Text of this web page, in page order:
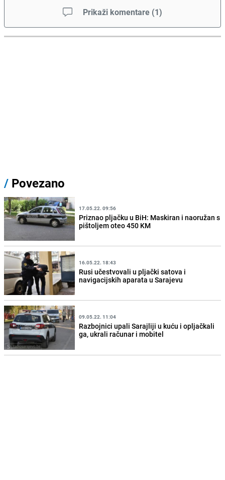
Prikaži komentare (1)
/ Povezano
17.05.22. 09:56
Priznao pljačku u BiH: Maskiran i naoružan s
pištoljem oteo 450 KM
16.05.22. 18:43
Rusi učestvovali u pljački satova i
navigacijskih aparata u Sarajevu
09.05.22. 11:04
Razbojnici upali Sarajliji u kuću i opljačkali
ga, ukrali računar i mobitel